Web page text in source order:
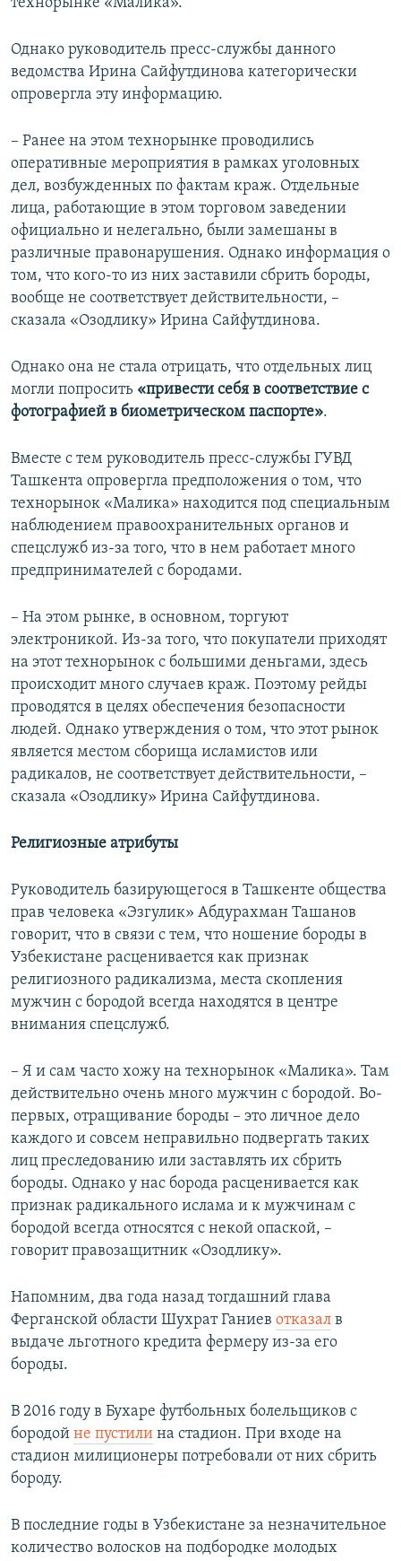
технорынке «Малика».
Однако руководитель пресс-службы данного
ведомства Ирина Сайфутдинова категорически
опровергла эту информацию.
– Ранее на этом технорынке проводились
оперативные мероприятия в рамках уголовных
дел, возбужденных по фактам краж. Отдельные
лица, работающие в этом торговом заведении
официально и нелегально, были замешаны в
различные правонарушения. Однако информация о
том, что кого-то из них заставили сбрить бороды,
вообще не соответствует действительности, –
сказала «Озодлику» Ирина Сайфутдинова.
Однако она не стала отрицать, что отдельных лиц
могли попросить «привести себя в соответствие с
фотографией в биометрическом паспорте».
Вместе с тем руководитель пресс-службы ГУВД
Ташкента опровергла предположения о том, что
технорынок «Малика» находится под специальным
наблюдением правоохранительных органов и
спецслужб из-за того, что в нем работает много
предпринимателей с бородами.
– На этом рынке, в основном, торгуют
электроникой. Из-за того, что покупатели приходят
на этот технорынок с большими деньгами, здесь
происходит много случаев краж. Поэтому рейды
проводятся в целях обеспечения безопасности
людей. Однако утверждения о том, что этот рынок
является местом сборища исламистов или
радикалов, не соответствует действительности, –
сказала «Озодлику» Ирина Сайфутдинова.
Религиозные атрибуты
Руководитель базирующегося в Ташкенте общества
прав человека «Эзгулик» Абдурахман Ташанов
говорит, что в связи с тем, что ношение бороды в
Узбекистане расценивается как признак
религиозного радикализма, места скопления
мужчин с бородой всегда находятся в центре
внимания спецслужб.
– Я и сам часто хожу на технорынок «Малика». Там
действительно очень много мужчин с бородой. Во-
первых, отращивание бороды – это личное дело
каждого и совсем неправильно подвергать таких
лиц преследованию или заставлять их сбрить
бороды. Однако у нас борода расценивается как
признак радикального ислама и к мужчинам с
бородой всегда относятся с некой опаской, –
говорит правозащитник «Озодлику».
Напомним, два года назад тогдашний глава
Ферганской области Шухрат Ганиев отказал в
выдаче льготного кредита фермеру из-за его
бороды.
В 2016 году в Бухаре футбольных болельщиков с
бородой не пустили на стадион. При входе на
стадион милиционеры потребовали от них сбрить
бороду.
В последние годы в Узбекистане за незначительное
количество волосков на подбородке молодых